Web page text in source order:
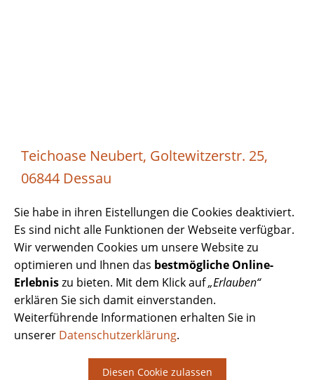
Teichoase Neubert, Goltewitzerstr. 25,
06844 Dessau
Sie habe in ihren Eistellungen die Cookies deaktiviert.
Es sind nicht alle Funktionen der Webseite verfügbar.
Wir verwenden Cookies um unsere Website zu
optimieren und Ihnen das bestmögliche Online-
Erlebniszu bieten. Mit dem Klick auf„Erlauben“
erklären Sie sich damit einverstanden.
Weiterführende Informationen erhalten Sie in
unserer Datenschutzerklärung.
Diesen Cookie zulassen